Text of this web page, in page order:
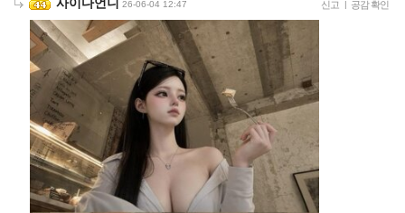
사이다언니 26-06-04 12:47 신고 공감 확인